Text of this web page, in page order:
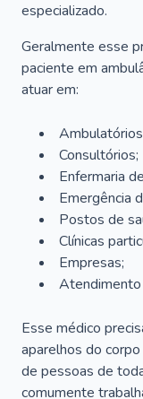
especializado.
Geralmente esse
paciente em
atuar em:
Consultórios;
Enfermaria
Emergência
Postos de
Clínicas
Empresas;
Atendimento
Esse médico
aparelhos do
de pessoas de
comumente